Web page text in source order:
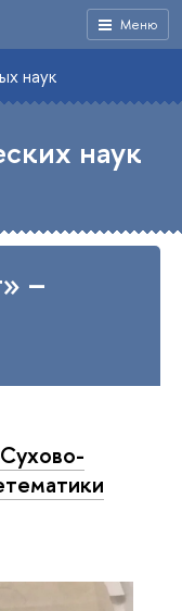
Меню
наук
наук
–